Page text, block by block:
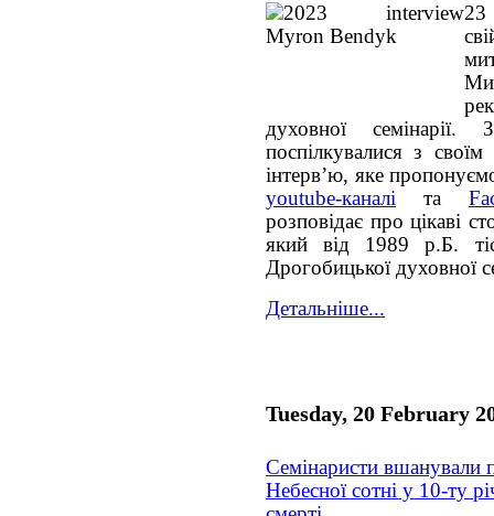
23
духовної семінарії.
поспілкувалися з
інтервʼю, яке
youtube-каналі та
розповідає про цікаві
який від 1989 р.Б.
Дрогобицької духовної
Детальніше...
Tuesday, 20 February
Семінаристи вшанували
Небесної сотні у 10-ту